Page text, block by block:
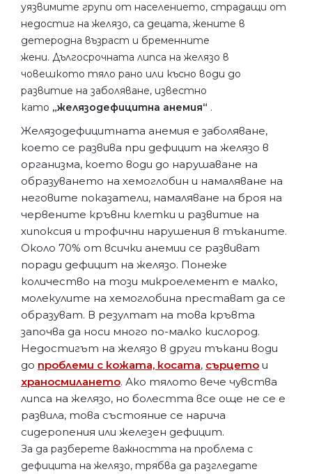
уязвимите групи от населението, страдащи от
недостиг на желязо, са децата, жените в
детеродна възраст и бременните
жени. Дългосрочната липса на желязо в
човешкото тяло рано или късно води до
развитие на заболяване, известно
като „желязодефицитна анемия“ .
Желязодефицитната анемия е заболяване,
което се развива при дефицит на желязо в
организма, което води до нарушаване на
образуването на хемоглобин и намаляване на
неговите показатели, намаляване на броя на
червените кръвни клетки и развитие на
хипоксия и трофични нарушения в тъканите.
Около 70% от всички анемии се развиват
поради дефицит на желязо. Понеже
количество на този микроелемент е малко,
молекулите на хемоглобина престават да се
образуват. В резултат на това кръвта
започва да носи много по-малко кислород.
Недостигът на желязо в други тъкани води
до проблеми с кожата, косата, сърцето и
храносмилането. Ако тялото вече чувства
липса на желязо, но болестта все още не се е
развила, това състояние се нарича
сидеропения или железен дефицит.
За да разберете важността на проблема с
дефицита на желязо, трябва да разгледате